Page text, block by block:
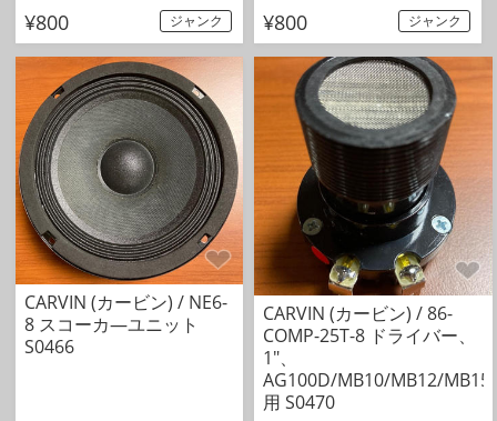
¥800 ジャンク ¥800 ジャンク
CARVIN (カービン) / NE6-
8 スコーカ―ユニット
S0466
CARVIN (カービン) / 86-
COMP-25T-8 ドライバー、
1"、
AG100D/MB10/MB12/MB15
用 S0470